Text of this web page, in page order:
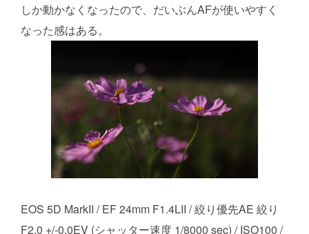
しか動かなくなったので、だいぶんAFが使いやすく
なった感はある。
EOS 5D MarkII / EF 24mm F1.4LII / 絞り優先AE 絞り
F2.0 +/-0.0EV (シャッター速度 1/8000 sec) / ISO100 /